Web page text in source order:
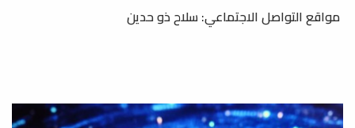
مواقع التواصل الاجتماعي: سلاح ذو حدين